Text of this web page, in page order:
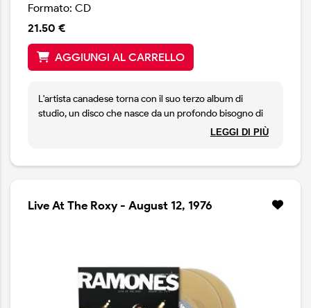
Formato: CD
21.50 €
AGGIUNGI AL CARRELLO
L'artista canadese torna con il suo terzo album di
studio, un disco che nasce da un profondo bisogno di
connessione umana e che si candida come il perfetto
soul.
LEGGI DI PIÙ
Live At The Roxy - August 12, 1976